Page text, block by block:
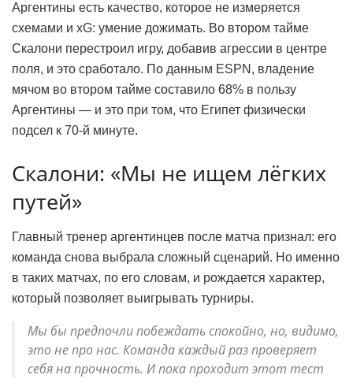
Аргентины есть качество, которое не измеряется
схемами и xG: умение дожимать. Во втором тайме
Скалони перестроил игру, добавив агрессии в центре
поля, и это сработало. По данным ESPN, владение
мячом во втором тайме составило 68% в пользу
Аргентины — и это при том, что Египет физически
подсел к 70-й минуте.
Скалони: «Мы не ищем лёгких
путей»
Главный тренер аргентинцев после матча признал: его
команда снова выбрала сложный сценарий. Но именно
в таких матчах, по его словам, и рождается характер,
который позволяет выигрывать турниры.
Мы бы предпочли побеждать спокойно, но, видимо,
это не про нас. Команда каждый раз проверяет
себя на прочность. И пока проходит этот тест